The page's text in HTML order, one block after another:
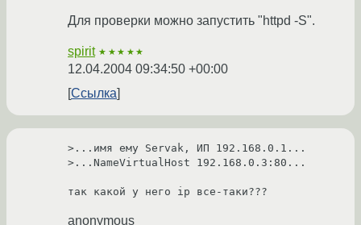
Для проверки можно запустить "httpd -S".
spirit ★★★★★
12.04.2004 09:34:50 +00:00
Ссылка
>...имя ему Servak, ИП 192.168.0.1...
>...NameVirtualHost 192.168.0.3:80...
так какой у него ip все-таки???
anonymous